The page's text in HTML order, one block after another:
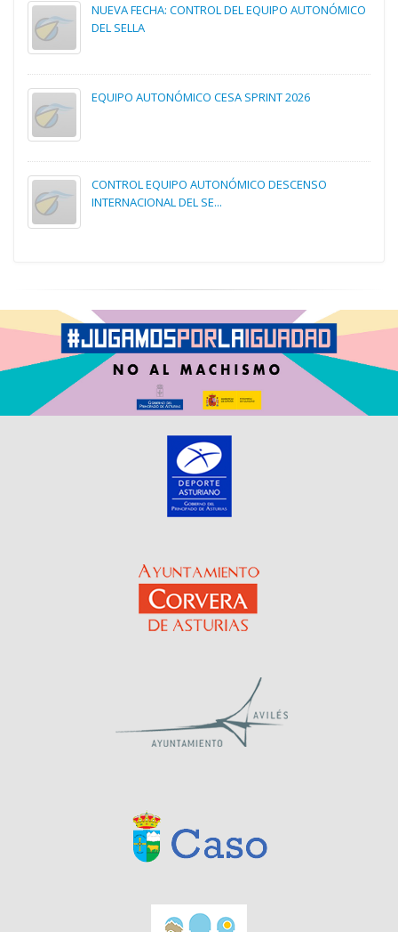
NUEVA FECHA: CONTROL DEL EQUIPO AUTONÓMICO
DEL SELLA
EQUIPO AUTONÓMICO CESA SPRINT 2026
CONTROL EQUIPO AUTONÓMICO DESCENSO
INTERNACIONAL DEL SE...